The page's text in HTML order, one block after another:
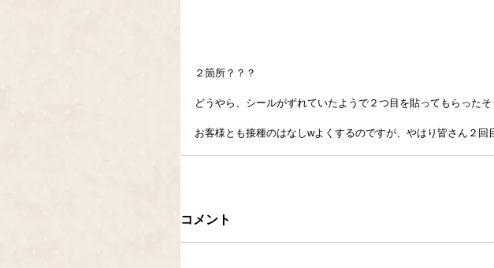
２箇所？？？
どうやら、シールがずれていたようで２つ目を貼ってもらった
お客様とも接種のはなしwよくするのですが、やはり皆さん２回
コメント